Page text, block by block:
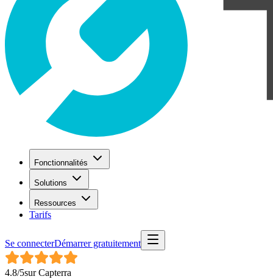
Fonctionnalités
Solutions
Ressources
Tarifs
Se connecterDémarrer gratuitement
4.8/5sur Capterra